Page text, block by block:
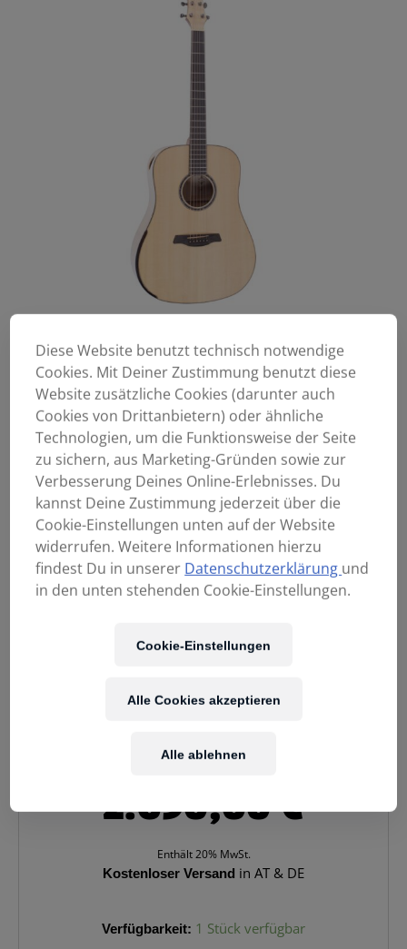
2.690,00€
Enthält 20% MwSt.
Kostenloser Versand in AT & DE
Verfügbarkeit: 1 Stück verfügbar
Diese Website benutzt technisch notwendige
Cookies. Mit Deiner Zustimmung benutzt diese
Website zusätzliche Cookies (darunter auch
Cookies von Drittanbietern) oder ähnliche
Technologien, um die Funktionsweise der Seite
zu sichern, aus Marketing-Gründen sowie zur
Verbesserung Deines Online-Erlebnisses. Du
kannst Deine Zustimmung jederzeit über die
Cookie-Einstellungen unten auf der Website
widerrufen. Weitere Informationen hierzu
findest Du in unserer Datenschutzerklärung und
in den unten stehenden Cookie-Einstellungen.
Cookie-Einstellungen
Alle ablehnen
Alle Cookies akzeptieren